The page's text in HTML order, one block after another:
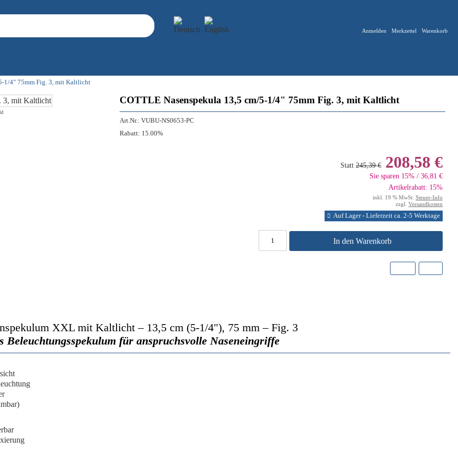
Anmelden Merkzettel Warenkorb
1/4" 75mm Fig. 3, mit Kaltlicht
COTTLE Nasenspekula 13,5 cm/5-1/4" 75mm Fig. 3, mit Kaltlicht
Art.Nr.: VUBU-NS0653-PC
Rabatt: 15.00%
Statt 245,39 € 208,58 €
Sie sparen 15% / 36,81 €
Artikelrabatt: 15%
inkl. 19 % MwSt. Steuer-Info
zzgl. Versandkosten
Auf Lager - Lieferzeit ca. 2-5 Werktage
In den Warenkorb
XXL mit Kaltlicht – 13,5 cm (5-1/4"), 75 mm – Fig. 3
Beleuchtungsspekulum für anspruchsvolle Naseneingriffe